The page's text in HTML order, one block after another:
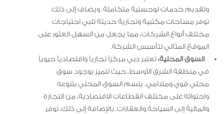
وتقديم خدمات لوجستية متكاملة. ويضاف إلى ذلك
توفر مساحات مكتبية وتجارية حديثة تلبي احتياجات
مختلف أنواع الشركات، مما يجعل من السهل العثور على
الموقع المثالي لتأسيس الشركة.
السوق المحلية:تعتبر دبي مركزاً تجارياً واقتصادياً حيوياً
في منطقة الشرق الأوسط، حيث تتميز بوجود سوق
محلي قوي ومتنامي. يتسم السوق المحلي بتنوعه
واحتوائه على مختلف القطاعات الاقتصادية، من التجارة
والمالية إلى السياحة والعقارات. بالإضافة إلى ذلك، توفر